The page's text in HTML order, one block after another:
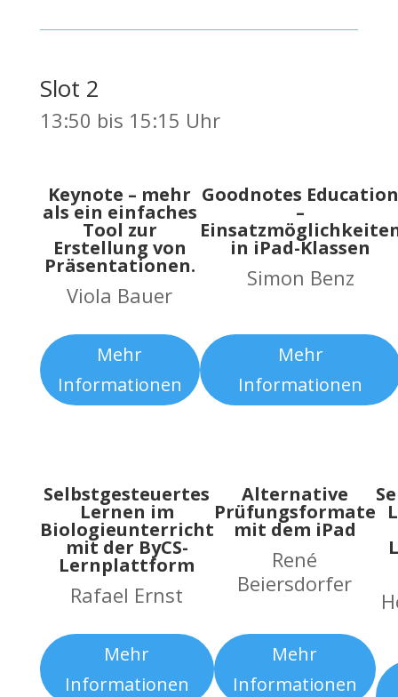
Slot 2
13:50 bis 15:15 Uhr
Keynote – mehr
als ein einfaches
Tool zur
Erstellung von
Präsentationen.
Viola Bauer
Mehr
Informationen
Goodnotes
–
in iPad-Klassen
Simon Benz
Mehr
Informationen
Selbstgesteuertes
Lernen im
Biologieunterricht
mit der ByCS-
Lernplattform
Rafael Ernst
Mehr
Informationen
Alternative
Prüfungsformate
mit dem iPad
René
Beiersdorfer
Mehr
Informationen